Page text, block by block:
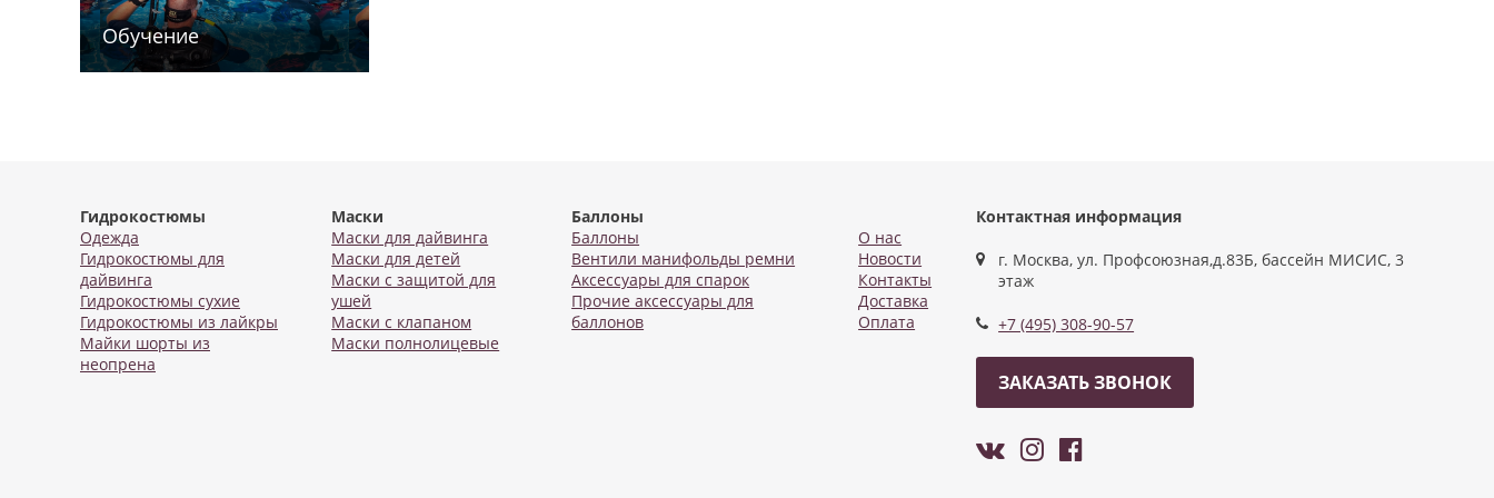
Обучение
Гидрокостюмы
Одежда
Гидрокостюмы для
дайвинга
Гидрокостюмы сухие
Гидрокостюмы из лайкры
Майки шорты из
неопрена
Маски
Маски для дайвинга
Маски для детей
Маски с защитой для
ушей
Маски с клапаном
Маски полнолицевые
Баллоны
Баллоны
Вентили манифольды ремни
Аксессуары для спарок
Прочие аксессуары для
баллонов
О нас
Новости
Контакты
Доставка
Оплата
Контактная информация
г. Москва, ул. Профсоюзная,д.83Б, бассейн МИСИС, 3
этаж
+7 (495) 308-90-57
ЗАКАЗАТЬ ЗВОНОК